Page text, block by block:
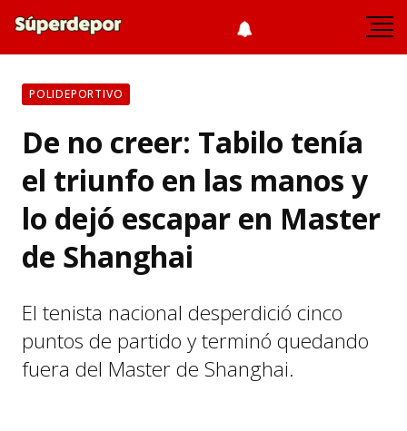
POLIDEPORTIVO
De no creer: Tabilo tenía
el triunfo en las manos y
lo dejó escapar en Master
de Shanghai
El tenista nacional desperdició cinco
puntos de partido y terminó quedando
fuera del Master de Shanghai.